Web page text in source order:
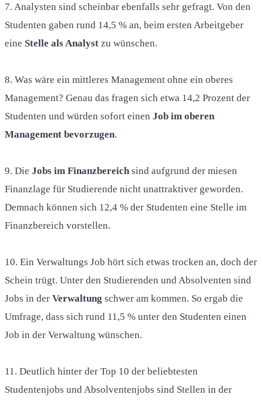
7. Analysten sind scheinbar ebenfalls sehr gefragt. Von den
Studenten gaben rund 14,5 % an, beim ersten Arbeitgeber
eine Stelle als Analyst zu wünschen.
8. Was wäre ein mittleres Management ohne ein oberes
Management? Genau das fragen sich etwa 14,2 Prozent der
Studenten und würden sofort einen Job im oberen
Management bevorzugen.
9. Die Jobs im Finanzbereich sind aufgrund der miesen
Finanzlage für Studierende nicht unattraktiver geworden.
Demnach können sich 12,4 % der Studenten eine Stelle im
Finanzbereich vorstellen.
10. Ein Verwaltungs Job hört sich etwas trocken an, doch der
Schein trügt. Unter den Studierenden und Absolventen sind
Jobs in der Verwaltung schwer am kommen. So ergab die
Umfrage, dass sich rund 11,5 % unter den Studenten einen
Job in der Verwaltung wünschen.
11. Deutlich hinter der Top 10 der beliebtesten
Studentenjobs und Absolventenjobs sind Stellen in der